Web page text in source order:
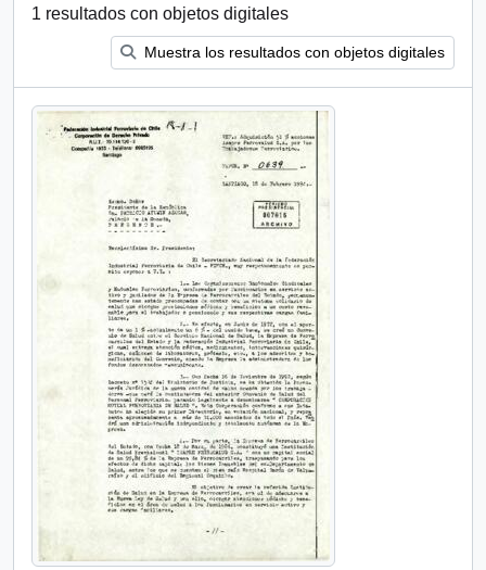
1 resultados con objetos digitales
Muestra los resultados con objetos digitales